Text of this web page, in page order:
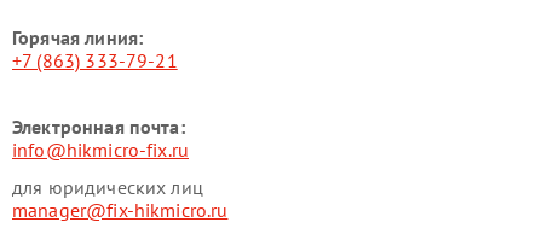
Горячая линия:
+7 (863) 333-79-21
Электронная почта:
info@hikmicro-fix.ru
для юридических лиц
manager@fix-hikmicro.ru